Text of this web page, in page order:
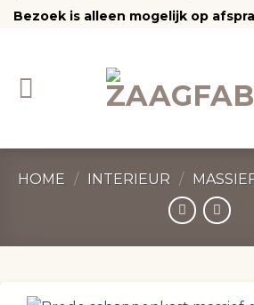
Bezoek is alleen mogelijk op
HOME / INTERIEUR /